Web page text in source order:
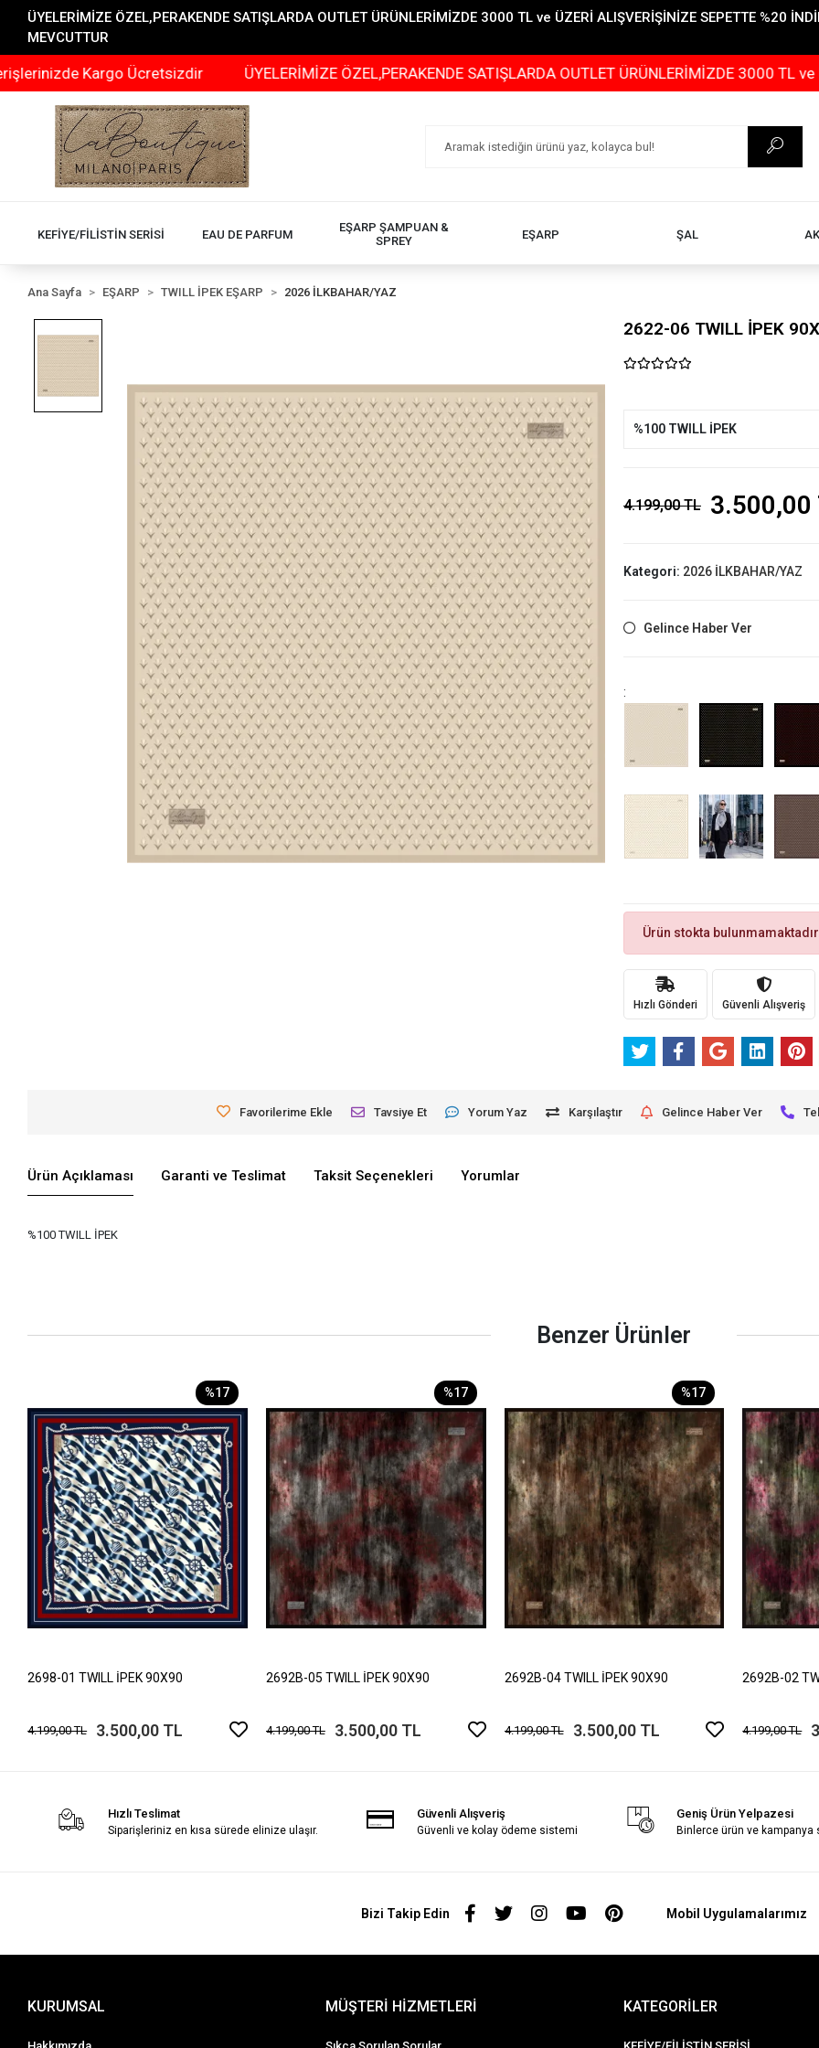
ÜYELERİMİZE ÖZEL,PERAKENDE SATIŞLARDA OUTLET ÜRÜNLERİMİZDE 3000 TL ve ÜZERİ ALIŞVERİŞİNİZE SEPETTE %20
MEVCUTTUR
Kargo Ücretsizdir ÜYELERİMİZE ÖZEL,PERAKENDE SATIŞLARDA OUTLET ÜRÜNLERİMİZDE 3000 TL ve
KEFİYE/FİLİSTİN SERİSİ EAU DE PARFUM
EŞARP ŞAMPUAN &
SPREY
EŞARP ŞAL
Ana Sayfa EŞARP TWILL İPEK EŞARP 2026 İLKBAHAR/YAZ
2622-06 TWILL İPEK
%100 TWILL İPEK
4.199,00 TL 3.500,00
Kategori: 2026 İLKBAHAR/YAZ
Gelince Haber Ver
:
Ürün stokta bulunmamaktadır.
Hızlı Gönderi Güvenli Alışveriş
Favorilerime Ekle Tavsiye Et Yorum Yaz Karşılaştır Gelince Haber Ver
Ürün Açıklaması Garanti ve Teslimat Taksit Seçenekleri Yorumlar
%100 TWILL İPEK
Benzer Ürünler
%17
2698-01 TWILL İPEK 90X90
4.199,00 TL 3.500,00 TL
%17
2692B-05 TWILL İPEK 90X90
4.199,00 TL 3.500,00 TL
%17
2692B-04 TWILL İPEK 90X90
4.199,00 TL 3.500,00 TL
2692B-02
4.199,00 TL
Hızlı Teslimat
Siparişleriniz en kısa sürede elinize ulaşır.
Güvenli Alışveriş
Güvenli ve kolay ödeme sistemi
Geniş Ürün Yelpazesi
Binlerce ürün ve kampanya
Bizi Takip Edin Mobil Uygulamalarımız
KURUMSAL MÜŞTERİ HİZMETLERİ KATEGORİLER